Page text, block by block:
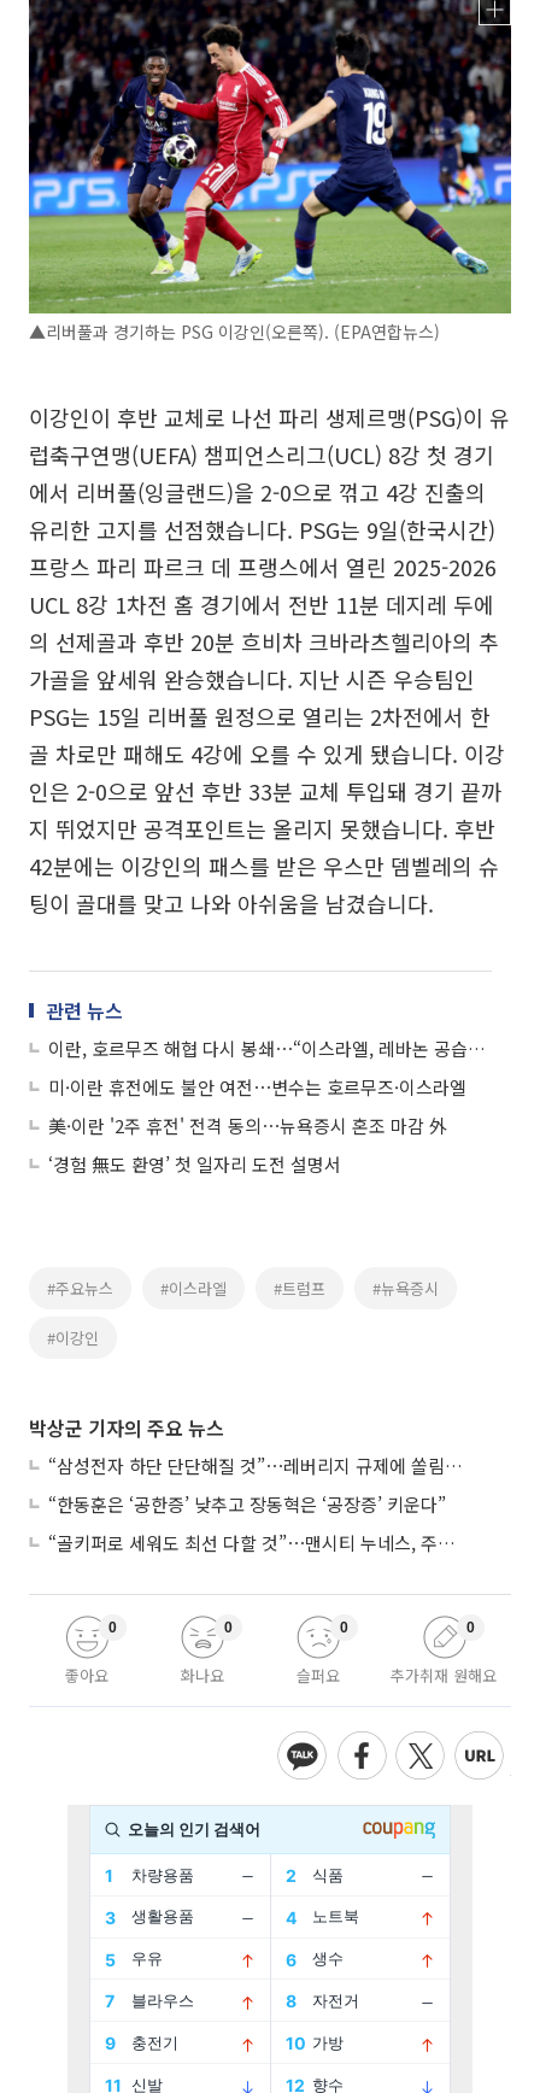
▲리버풀과 경기하는 PSG 이강인(오른쪽). (EPA연합뉴스)
이강인이 후반 교체로 나선 파리 생제르맹(PSG)이 유
럽축구연맹(UEFA) 챔피언스리그(UCL) 8강 첫 경기
에서 리버풀(잉글랜드)을 2-0으로 꺾고 4강 진출의
유리한 고지를 선점했습니다. PSG는 9일(한국시간)
프랑스 파리 파르크 데 프랭스에서 열린 2025-2026
UCL 8강 1차전 홈 경기에서 전반 11분 데지레 두에
의 선제골과 후반 20분 흐비차 크바라츠헬리아의 추
가골을 앞세워 완승했습니다. 지난 시즌 우승팀인
PSG는 15일 리버풀 원정으로 열리는 2차전에서 한
골 차로만 패해도 4강에 오를 수 있게 됐습니다. 이강
인은 2-0으로 앞선 후반 33분 교체 투입돼 경기 끝까
지 뛰었지만 공격포인트는 올리지 못했습니다. 후반
42분에는 이강인의 패스를 받은 우스만 뎀벨레의 슈
팅이 골대를 맞고 나와 아쉬움을 남겼습니다.
관련 뉴스
이란, 호르무즈 해협 다시 봉쇄⋯“이스라엘, 레바논 공습은 휴전 위반”
미·이란 휴전에도 불안 여전⋯변수는 호르무즈·이스라엘
美·이란 '2주 휴전' 전격 동의⋯뉴욕증시 혼조 마감 外
‘경험 無도 환영’ 첫 일자리 도전 설명서
#주요뉴스 #이스라엘 #트럼프 #뉴욕증시
#이강인
박상군 기자의 주요 뉴스
“삼성전자 하단 단단해질 것”⋯레버리지 규제에 쏠림 완화
“한동훈은 ‘공한증’ 낮추고 장동혁은 ‘공장증’ 키운다”
“골키퍼로 세워도 최선 다할 것”⋯맨시티 누네스, 주전 경쟁 각오
좋아요
0
화나요
0
슬퍼요
0
추가취재 원해요
0